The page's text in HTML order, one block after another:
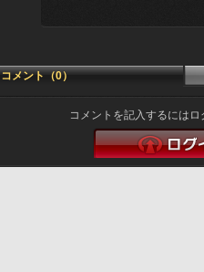
コメント（0）
コメントを記入するにはロ